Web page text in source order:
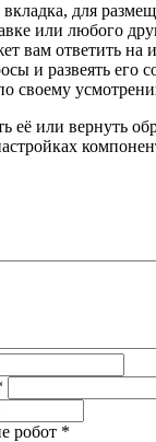
для
или любого
вам ответить на
и развеять его
своему
её или вернуть
робот *